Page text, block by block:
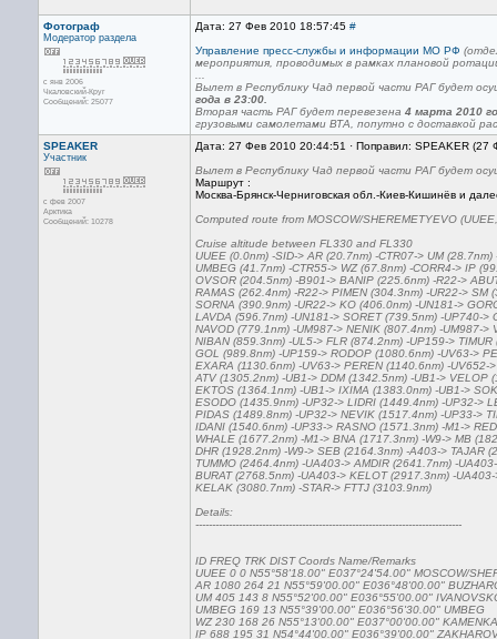
Фотограф
Модератор раздела
с янв 2006
Чкаловский-Круг
Сообщений: 25077
Дата: 27 Фев 2010 18:57:45 #
Управление пресс-службы и информации МО РФ
мероприятия, проводимых в рамках плановой
Вылет в Республику Чад первой части РАГ будет
года в 23:00.
Вторая часть РАГ будет перевезена 4 марта 2010
грузовыми самолетами ВТА, попутно с доставкой
SPEAKER
Участник
с фев 2007
Арктика
Сообщений: 10278
Дата: 27 Фев 2010 20:44:51 · Поправил: SPEAKER
Вылет в Республику Чад первой части РАГ будет
Маршрут :
Москва-Брянск-Черниговская обл.-Киев-Кишинёв и
Computed route from MOSCOW/SHEREMETYEVO
Cruise altitude between FL330 and FL330
UUEE (0.0nm) -SID-> AR (20.7nm) -CTR07-> UM (28.7nm)
UMBEG (41.7nm) -CTR55-> WZ (67.8nm) -CORR4-> IP
OVSOR (204.5nm) -B901-> BANIP (225.6nm) -R22->
RAMAS (262.4nm) -R22-> PIMEN (304.3nm) -UR22-> SM
SORNA (390.9nm) -UR22-> KO (406.0nm) -UN181->
LAVDA (596.7nm) -UN181-> SORET (739.5nm) -UP740->
NAVOD (779.1nm) -UM987-> NENIK (807.4nm) -UM987->
NIBAN (859.3nm) -UL5-> FLR (874.2nm) -UP159->
GOL (989.8nm) -UP159-> RODOP (1080.6nm) -UV63->
EXARA (1130.6nm) -UV63-> PEREN (1140.6nm) -UV652-
ATV (1305.2nm) -UB1-> DDM (1342.5nm) -UB1-> VELOP
EKTOS (1364.1nm) -UB1-> IXIMA (1383.0nm) -UB1->
ESODO (1435.9nm) -UP32-> LIDRI (1449.4nm) -UP32->
PIDAS (1489.8nm) -UP32-> NEVIK (1517.4nm) -UP33->
IDANI (1540.6nm) -UP33-> RASNO (1571.3nm) -M1->
WHALE (1677.2nm) -M1-> BNA (1717.3nm) -W9-> MB
DHR (1928.2nm) -W9-> SEB (2164.3nm) -A403-> TAJAR
TUMMO (2464.4nm) -UA403-> AMDIR (2641.7nm) -
BURAT (2768.5nm) -UA403-> KELOT (2917.3nm) -
KELAK (3080.7nm) -STAR-> FTTJ (3103.9nm)
Details:
--------------------------------------------------------------------------------
ID FREQ TRK DIST Coords Name/Remarks
UUEE 0 0 N55°58'18.00" E037°24'54.00" MOSCOW/
AR 1080 264 21 N55°59'00.00" E036°48'00.00"
UM 405 143 8 N55°52'00.00" E036°55'00.00"
UMBEG 169 13 N55°39'00.00" E036°56'30.00" UMBEG
WZ 230 168 26 N55°13'00.00" E037°00'00.00" KAMENKA
IP 688 195 31 N54°44'00.00" E036°39'00.00"